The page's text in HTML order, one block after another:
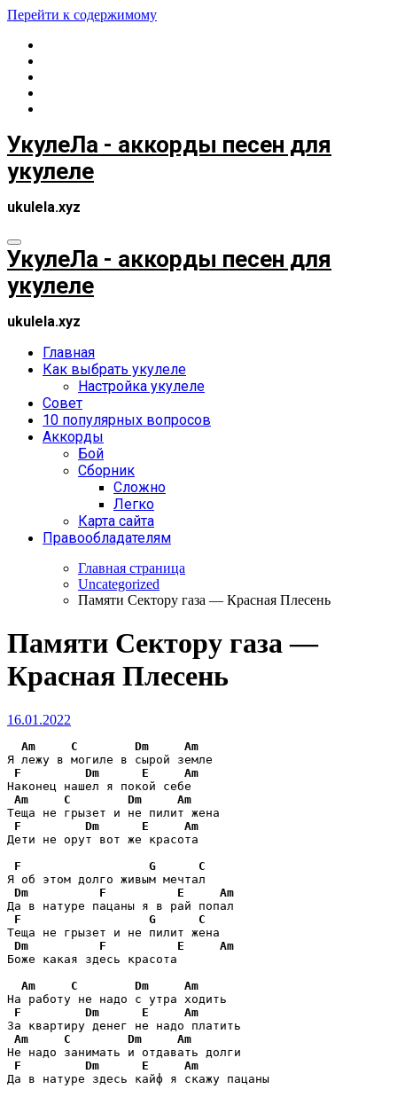
Перейти к содержимому
УкулеЛа - аккорды песен для
укулеле
ukulela.xyz
УкулеЛа - аккорды песен для
укулеле
ukulela.xyz
Главная
Как выбрать укулеле
Настройка укулеле
Совет
10 популярных вопросов
Аккорды
Бой
Сборник
Сложно
Легко
Карта сайта
Правообладателям
Главная страница
Uncategorized
Памяти Сектору газа — Красная Плесень
Памяти Сектору газа —
Красная Плесень
16.01.2022
Am C Dm
Am
Я лежу в могиле в сырой земле
F
Dm E
Am
Наконец нашел я покой себе
Am
C Dm
Am
Теща не грызет и не пилит жена
F
Dm E
Am
Дети не орут вот же красота
F
G
C
Я об этом долго живым мечтал
Dm
F E
Am
Да в натуре пацаны я в рай попал
F
G
C
Теща не грызет и не пилит жена
Dm
F E
Am
Боже какая здесь красота
Am
C Dm
Am
На работу не надо с утра ходить
F
Dm E
Am
За квартиру денег не надо платить
Am
C Dm
Am
Не надо занимать и отдавать долги
F
Dm E
Am
Да в натуре здесь кайф я скажу пацаны